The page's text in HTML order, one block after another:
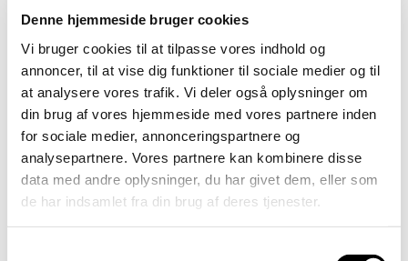
Denne hjemmeside bruger cookies
Vi bruger cookies til at tilpasse vores indhold og
annoncer, til at vise dig funktioner til sociale medier og til
at analysere vores trafik. Vi deler også oplysninger om
din brug af vores hjemmeside med vores partnere inden
for sociale medier, annonceringspartnere og
analysepartnere. Vores partnere kan kombinere disse
data med andre oplysninger, du har givet dem, eller som
de har indsamlet fra din brug af deres tjenester.
ANVENDELSE
Uddannelse
ADRESSE
Blommevej 40, 8930 Randers NØ
BYGHERRE
Tradium Randers
YDELSE
Arkitektrådgivning